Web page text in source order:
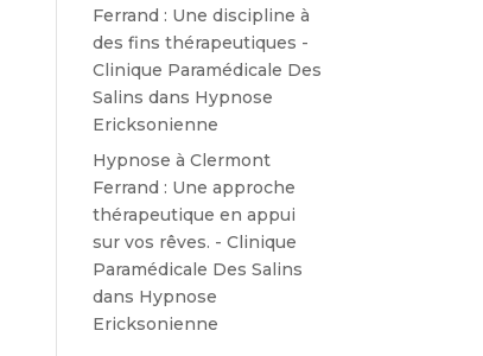
Ferrand : Une discipline à
des fins thérapeutiques -
Clinique Paramédicale Des
Salins dans Hypnose
Ericksonienne
Hypnose à Clermont
Ferrand : Une approche
thérapeutique en appui
sur vos rêves. - Clinique
Paramédicale Des Salins
dans Hypnose
Ericksonienne